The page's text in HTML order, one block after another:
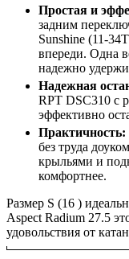
Простая и
задним
Sunshine (11-
впереди. Одна
надежно
Надежная
RPT DSC310 с
эффективно
Практичность:
без труда
крыльями и
комфортнее.
Размер S (16 )
Aspect Radium 27.5
удовольствия от